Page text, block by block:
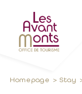
Homepage Stay